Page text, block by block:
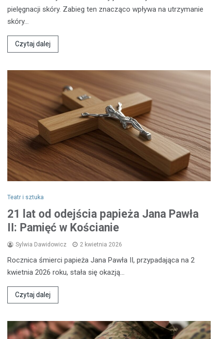
pielęgnacji skóry. Zabieg ten znacząco wpływa na utrzymanie
skóry…
Czytaj dalej
Teatr i sztuka
21 lat od odejścia papieża Jana Pawła
II: Pamięć w Kościanie
Sylwia Dawidowicz 2 kwietnia 2026
Rocznica śmierci papieża Jana Pawła II, przypadająca na 2
kwietnia 2026 roku, stała się okazją…
Czytaj dalej